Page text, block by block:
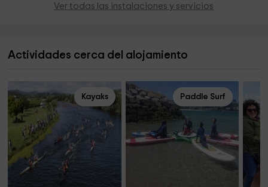
Ver todas las instalaciones y servicios
Actividades cerca del alojamiento
Kayaks Paddle Surf